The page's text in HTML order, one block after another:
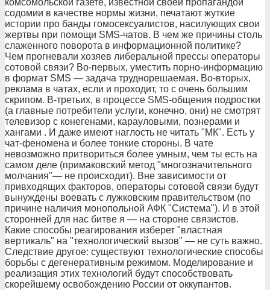
комсомольской газете, известной своей пропагандой
содомии в качестве нормы жизни, печатают жуткие
истории про банды гомосексуалистов, насилующих свои
жертвы при помощи SMS-чатов. В чем же причины столь
слаженного поворота в информационной политике?
Чем прогневали хозяев либеральной прессы операторы
сотовой связи? Во-первых, уместить порно-информацию
в формат SMS — задача труднорешаемая. Во-вторых,
реклама в чатах, если и проходит, то с очень большим
скрипом. В-третьих, в процессе SMS-общения подростки
(а главные потребители услуги, конечно, они) не смотрят
телевизор с конегенами, карауловыми, познерами и
хангами . И даже имеют наглость не читать "МК". Есть у
чат-феномена и более тонкие стороны. В чате
невозможно притвориться более умным, чем ты есть на
самом деле (примаковский метод "многозначительного
молчания"— не происходит). Вне зависимости от
привходящих факторов, операторы сотовой связи будут
вынуждены воевать с лужковским правительством (по
причине наличия монопольной АФК "Система"). И в этой
сторонней для нас битве я — на стороне связистов.
Какие способы реагирования изберет "властная
вертикаль" на "технологический вызов" — не суть важно.
Следствие другое: существуют технологические способы
борьбы с дегенеративным режимом. Моделирование и
реализация этих технологий будут способствовать
скорейшему освобождению России от оккупантов.